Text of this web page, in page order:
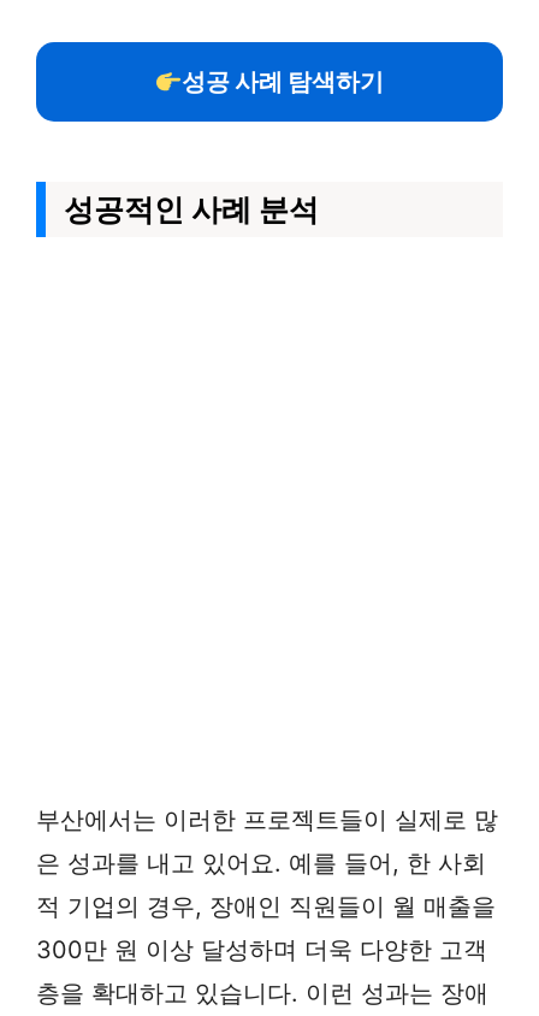
성공 사례 탐색하기
성공적인 사례 분석
부산에서는 이러한 프로젝트들이 실제로 많
은 성과를 내고 있어요. 예를 들어, 한 사회
적 기업의 경우, 장애인 직원들이 월 매출을
300만 원 이상 달성하며 더욱 다양한 고객
층을 확대하고 있습니다. 이런 성과는 장애